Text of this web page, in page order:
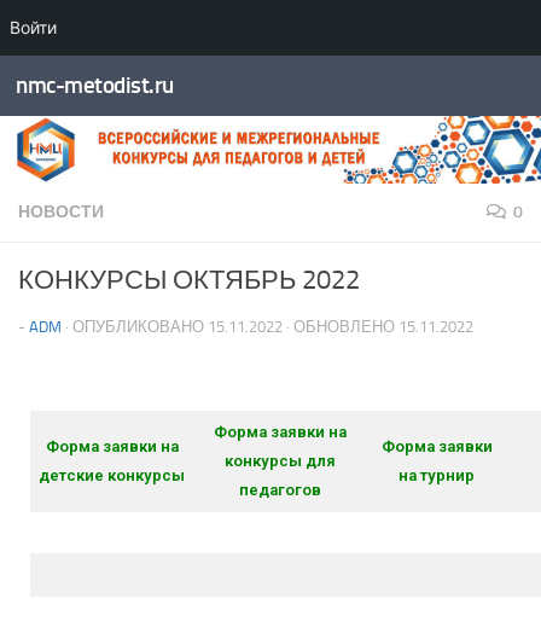
ВойтиПерейти к содержимому
nmc-metodist.ru
НОВОСТИ 0
КОНКУРСЫ ОКТЯБРЬ 2022
- ADM · ОПУБЛИКОВАНО 15.11.2022 · ОБНОВЛЕНО 15.11.2022
Форма заявки на
детские конкурсы
Форма заявки на
конкурсы для
педагогов
Форма заявки
на турнир